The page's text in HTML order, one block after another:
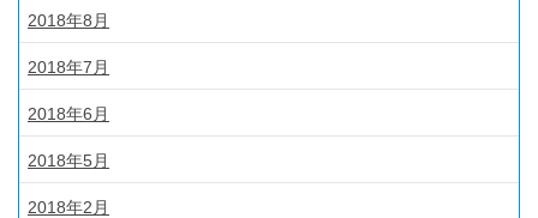
2018年8月
2018年7月
2018年6月
2018年5月
2018年2月